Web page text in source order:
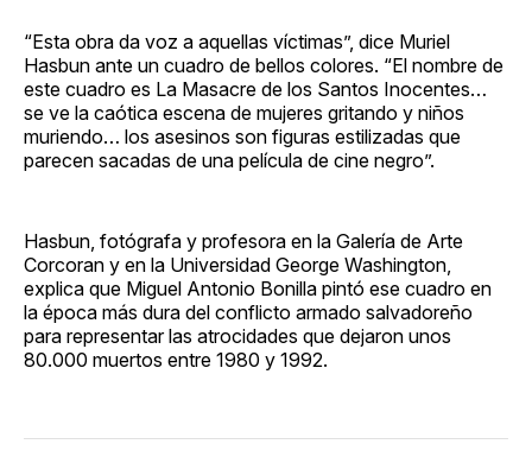
“Esta obra da voz a aquellas víctimas”, dice Muriel
Hasbun ante un cuadro de bellos colores. “El nombre de
este cuadro es La Masacre de los Santos Inocentes…
se ve la caótica escena de mujeres gritando y niños
muriendo… los asesinos son figuras estilizadas que
parecen sacadas de una película de cine negro”.
Hasbun, fotógrafa y profesora en la Galería de Arte
Corcoran y en la Universidad George Washington,
explica que Miguel Antonio Bonilla pintó ese cuadro en
la época más dura del conflicto armado salvadoreño
para representar las atrocidades que dejaron unos
80.000 muertos entre 1980 y 1992.